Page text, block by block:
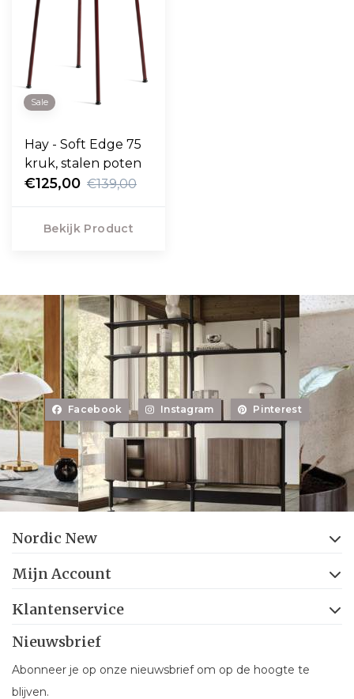
Sale
Hay - Soft Edge 75
kruk, stalen poten
€125,00 €139,00
Bekijk Product
Facebook Instagram Pinterest
Nordic New
Mijn Account
Klantenservice
Nieuwsbrief
Abonneer je op onze nieuwsbrief om op de hoogte te
blijven.